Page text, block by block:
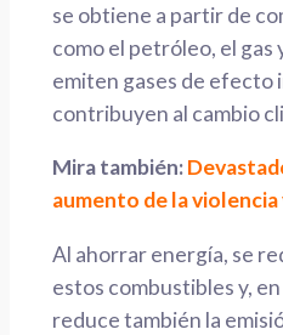
se obtiene a partir de
como el petróleo, el gas
emiten gases de efecto
contribuyen al cambio
Mira también:
aumento de la
Al ahorrar energía, se
estos combustibles y,
reduce también la